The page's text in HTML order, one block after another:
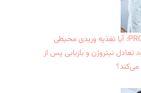
طرح‌آزمایی PROGAIN: آیا تغذیه وریدی محیطی
تعادل نیتروژن و بازیابی پس از